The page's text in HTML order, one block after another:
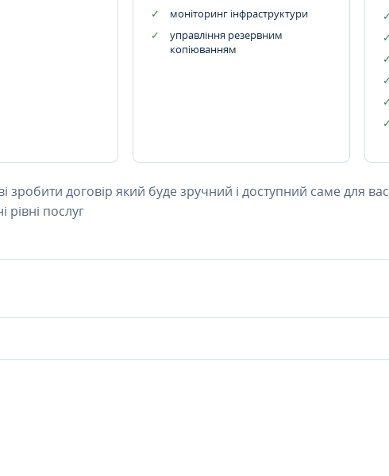
моніторинг інфраструктури
управління резервним
копіюванням
зробити договір який буде зручний і доступний саме для
рівні послуг